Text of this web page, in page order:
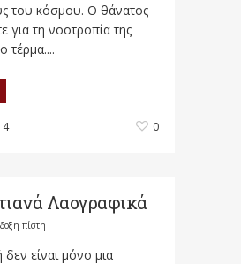
του κόσμου. Ο θάνατος
για τη νοοτροπία της
τέρμα....
0
Λαογραφικά
πίστη
είναι μόνο μια